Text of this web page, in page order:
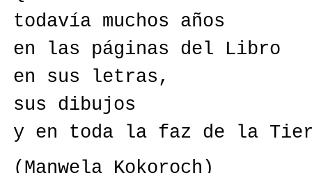
todavía muchos años
en las páginas del Libro
en sus letras,
sus dibujos
y en toda la faz de la
(Manwela Kokoroch)